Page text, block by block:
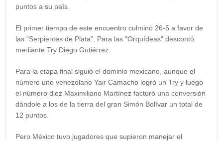
puntos a su país.
El primer tiempo de este encuentro culminó 26-5 a favor de
las "Serpientes de Plata". Para las "Orquídeas" descontó
mediante Try Diego Gutiérrez.
Para la etapa final siguió el dominio mexicano, aunque el
número uno venezolano Yair Camacho logró un Try y luego
el número diez Maximiliano Martínez facturó una conversión
dándole a los de la tierra del gran Simón Bolívar un total de
12 puntos.
Pero México tuvo jugadores que supieron manejar el